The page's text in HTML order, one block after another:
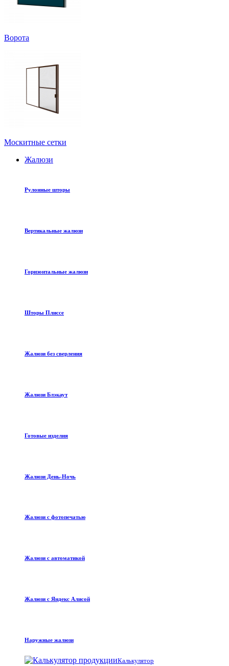
Ворота
Москитные сетки
Жалюзи
Рулонные шторы
Вертикальные жалюзи
Горизонтальные жалюзи
Шторы Плиссе
Жалюзи без сверления
Жалюзи Блэкаут
Готовые изделия
Жалюзи День-Ночь
Жалюзи с фотопечатью
Жалюзи с автоматикой
Жалюзи с Яндекс Алисой
Наружные жалюзи
Калькулятор